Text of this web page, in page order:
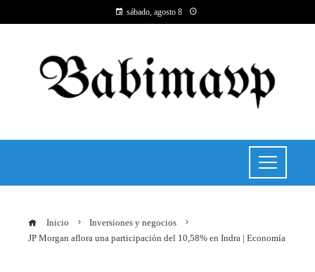
sábado, agosto 8
Inicio
Inversiones y negocios
JP Morgan aflora una participación del 10,58% en Indra | Economía